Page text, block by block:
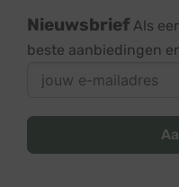
Nieuwsbrief Als
beste aanbiedingen